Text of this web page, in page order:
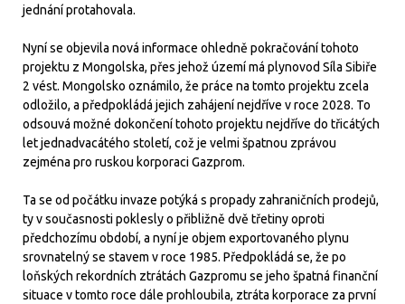
jednání protahovala.
Nyní se objevila nová informace ohledně pokračování tohoto
projektu z Mongolska, přes jehož území má plynovod Síla Sibiře
2 vést. Mongolsko oznámilo, že práce na tomto projektu zcela
odložilo, a předpokládá jejich zahájení nejdříve v roce 2028. To
odsouvá možné dokončení tohoto projektu nejdříve do třicátých
let jednadvacátého století, což je velmi špatnou zprávou
zejména pro ruskou korporaci Gazprom.
Ta se od počátku invaze potýká s propady zahraničních prodejů,
ty v současnosti poklesly o přibližně dvě třetiny oproti
předchozímu období, a nyní je objem exportovaného plynu
srovnatelný se stavem v roce 1985. Předpokládá se, že po
loňských rekordních ztrátách Gazpromu se jeho špatná finanční
situace v tomto roce dále prohloubila, ztráta korporace za první